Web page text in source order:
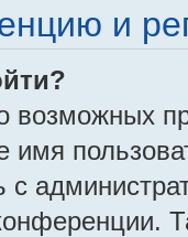
и
возможных
имя
с